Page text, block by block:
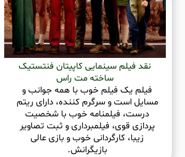
نقد فیلم سینمایی کاپیتان فنتستیک
ساخته مت راس
فیلم یک فیلم خوب با همه جوانب و
مسایل است و سرگرم کننده، دارای ریتم
درست، فیلمنامه خوب با شخصیت
پردازی قوی، فیلمبرداری و ثبت تصاویر
زیبا، کارگردانی خوب و بازی عالی
بازیگرانش.